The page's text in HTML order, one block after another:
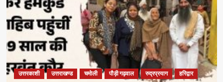
उत्तरकाशी उत्तराखण्ड चमोली पौड़ी गढ़वाल रुद्रप्रयाग हरिद्वार